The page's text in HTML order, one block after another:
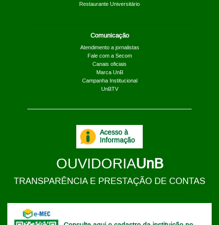
Restaurante Universitário
Comunicação
Atendimento a jornalistas
Fale com a Secom
Canais oficiais
Marca UnB
Campanha Institucional
UnBTV
Acesso à
Informação
OUVIDORIAUnB
TRANSPARÊNCIA E PRESTAÇÃO DE CONTAS